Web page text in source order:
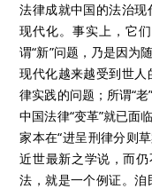
法律成就中国的法治
现代化。事实上，它
谓“新”问题，乃是因为
现代化越来越受到世
律实践的问题；所谓“
中国法律“变革”就已面
家本在“进呈刑律分则
近世最新之学说，而
法，就是一个例证。